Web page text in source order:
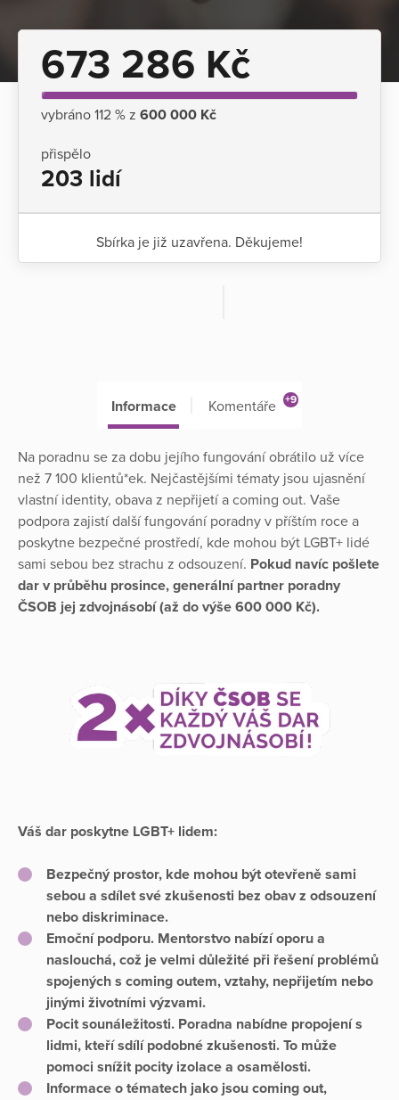
673 286 Kč
vybráno 112 % z 600 000 Kč
přispělo
203 lidí
Sbírka je již uzavřena. Děkujeme!
Informace Komentáře +9
Na poradnu se za dobu jejího fungování obrátilo už více
než 7 100 klientů*ek. Nejčastějšími tématy jsou ujasnění
vlastní identity, obava z nepřijetí a coming out. Vaše
podpora zajistí další fungování poradny v příštím roce a
poskytne bezpečné prostředí, kde mohou být LGBT+ lidé
sami sebou bez strachu z odsouzení. Pokud navíc pošlete
dar v průběhu prosince, generální partner poradny
ČSOB jej zdvojnásobí (až do výše 600 000 Kč).
Váš dar poskytne LGBT+ lidem:
Bezpečný prostor, kde mohou být otevřeně sami
sebou a sdílet své zkušenosti bez obav z odsouzení
nebo diskriminace.
Emoční podporu. Mentorstvo nabízí oporu a
naslouchá, což je velmi důležité při řešení problémů
spojených s coming outem, vztahy, nepřijetím nebo
jinými životními výzvami.
Pocit sounáležitosti. Poradna nabídne propojení s
lidmi, kteří sdílí podobné zkušenosti. To může
pomoci snížit pocity izolace a osamělosti.
Informace o tématech jako jsou coming out,